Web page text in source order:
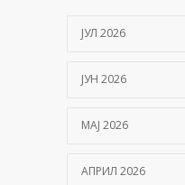
ЈУЛ 2026
ЈУН 2026
МАЈ 2026
АПРИЛ 2026